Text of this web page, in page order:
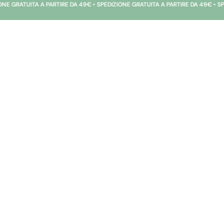
DA 49€ • SPEDIZIONE GRATUITA A PARTIRE DA 49€ • SPEDIZIONE